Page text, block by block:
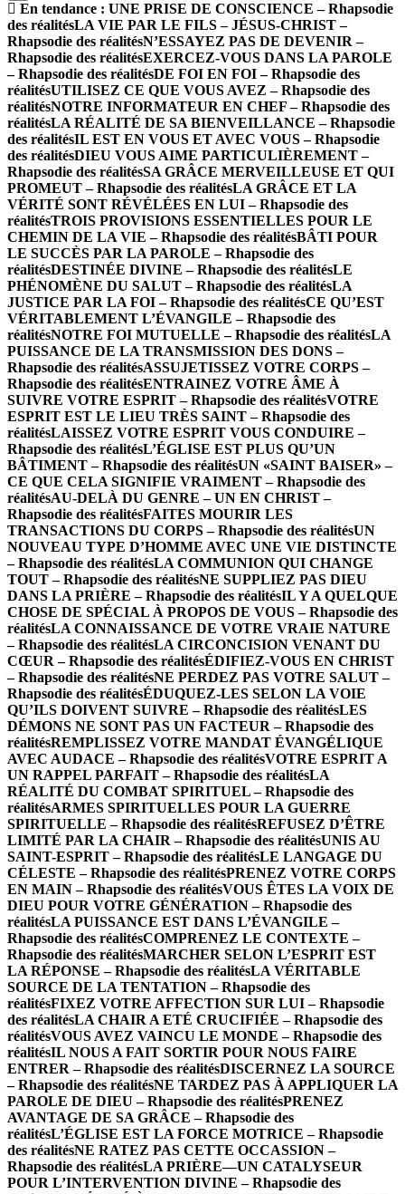
En tendance : UNE PRISE DE CONSCIENCE – Rhapsodie
des réalitésLA VIE PAR LE FILS – JÉSUS-CHRIST –
Rhapsodie des réalitésN’ESSAYEZ PAS DE DEVENIR –
Rhapsodie des réalitésEXERCEZ-VOUS DANS LA PAROLE
– Rhapsodie des réalitésDE FOI EN FOI – Rhapsodie des
réalitésUTILISEZ CE QUE VOUS AVEZ – Rhapsodie des
réalitésNOTRE INFORMATEUR EN CHEF – Rhapsodie des
réalitésLA RÉALITÉ DE SA BIENVEILLANCE – Rhapsodie
des réalitésIL EST EN VOUS ET AVEC VOUS – Rhapsodie
des réalitésDIEU VOUS AIME PARTICULIÈREMENT –
Rhapsodie des réalitésSA GRÂCE MERVEILLEUSE ET QUI
PROMEUT – Rhapsodie des réalitésLA GRÂCE ET LA
VÉRITÉ SONT RÉVÉLÉES EN LUI – Rhapsodie des
réalitésTROIS PROVISIONS ESSENTIELLES POUR LE
CHEMIN DE LA VIE – Rhapsodie des réalitésBÂTI POUR
LE SUCCÈS PAR LA PAROLE – Rhapsodie des
réalitésDESTINÉE DIVINE – Rhapsodie des réalitésLE
PHÉNOMÈNE DU SALUT – Rhapsodie des réalitésLA
JUSTICE PAR LA FOI – Rhapsodie des réalitésCE QU’EST
VÉRITABLEMENT L’ÉVANGILE – Rhapsodie des
réalitésNOTRE FOI MUTUELLE – Rhapsodie des réalitésLA
PUISSANCE DE LA TRANSMISSION DES DONS –
Rhapsodie des réalitésASSUJETISSEZ VOTRE CORPS –
Rhapsodie des réalitésENTRAINEZ VOTRE ÂME À
SUIVRE VOTRE ESPRIT – Rhapsodie des réalitésVOTRE
ESPRIT EST LE LIEU TRÈS SAINT – Rhapsodie des
réalitésLAISSEZ VOTRE ESPRIT VOUS CONDUIRE –
Rhapsodie des réalitésL’ÉGLISE EST PLUS QU’UN
BÂTIMENT – Rhapsodie des réalitésUN «SAINT BAISER» –
CE QUE CELA SIGNIFIE VRAIMENT – Rhapsodie des
réalitésAU-DELÀ DU GENRE – UN EN CHRIST –
Rhapsodie des réalitésFAITES MOURIR LES
TRANSACTIONS DU CORPS – Rhapsodie des réalitésUN
NOUVEAU TYPE D’HOMME AVEC UNE VIE DISTINCTE
– Rhapsodie des réalitésLA COMMUNION QUI CHANGE
TOUT – Rhapsodie des réalitésNE SUPPLIEZ PAS DIEU
DANS LA PRIÈRE – Rhapsodie des réalitésIL Y A QUELQUE
CHOSE DE SPÉCIAL À PROPOS DE VOUS – Rhapsodie des
réalitésLA CONNAISSANCE DE VOTRE VRAIE NATURE
– Rhapsodie des réalitésLA CIRCONCISION VENANT DU
CŒUR – Rhapsodie des réalitésÉDIFIEZ-VOUS EN CHRIST
– Rhapsodie des réalitésNE PERDEZ PAS VOTRE SALUT –
Rhapsodie des réalitésÉDUQUEZ-LES SELON LA VOIE
QU’ILS DOIVENT SUIVRE – Rhapsodie des réalitésLES
DÉMONS NE SONT PAS UN FACTEUR – Rhapsodie des
réalitésREMPLISSEZ VOTRE MANDAT ÉVANGÉLIQUE
AVEC AUDACE – Rhapsodie des réalitésVOTRE ESPRIT A
UN RAPPEL PARFAIT – Rhapsodie des réalitésLA
RÉALITÉ DU COMBAT SPIRITUEL – Rhapsodie des
réalitésARMES SPIRITUELLES POUR LA GUERRE
SPIRITUELLE – Rhapsodie des réalitésREFUSEZ D’ÊTRE
LIMITÉ PAR LA CHAIR – Rhapsodie des réalitésUNIS AU
SAINT-ESPRIT – Rhapsodie des réalitésLE LANGAGE DU
CÉLESTE – Rhapsodie des réalitésPRENEZ VOTRE CORPS
EN MAIN – Rhapsodie des réalitésVOUS ÊTES LA VOIX DE
DIEU POUR VOTRE GÉNÉRATION – Rhapsodie des
réalitésLA PUISSANCE EST DANS L’ÉVANGILE –
Rhapsodie des réalitésCOMPRENEZ LE CONTEXTE –
Rhapsodie des réalitésMARCHER SELON L’ESPRIT EST
LA RÉPONSE – Rhapsodie des réalitésLA VÉRITABLE
SOURCE DE LA TENTATION – Rhapsodie des
réalitésFIXEZ VOTRE AFFECTION SUR LUI – Rhapsodie
des réalitésLA CHAIR A ETÉ CRUCIFIÉE – Rhapsodie des
réalitésVOUS AVEZ VAINCU LE MONDE – Rhapsodie des
réalitésIL NOUS A FAIT SORTIR POUR NOUS FAIRE
ENTRER – Rhapsodie des réalitésDISCERNEZ LA SOURCE
– Rhapsodie des réalitésNE TARDEZ PAS À APPLIQUER LA
PAROLE DE DIEU – Rhapsodie des réalitésPRENEZ
AVANTAGE DE SA GRÂCE – Rhapsodie des
réalitésL’ÉGLISE EST LA FORCE MOTRICE – Rhapsodie
des réalitésNE RATEZ PAS CETTE OCCASSION –
Rhapsodie des réalitésLA PRIÈRE—UN CATALYSEUR
POUR L’INTERVENTION DIVINE – Rhapsodie des